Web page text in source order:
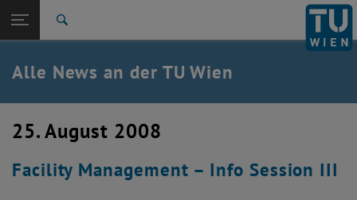
TU Login
Quicklinks
Quicklinks-Menü umschalten
Studium
Karriere
Zurück: Subseiten von TU Wien Startseite auflisten
Zurück zur letzten Ebene:
TU Wien Startseite
Übersicht
Alle News an der TU Wien
25. August 2008
Facility Management – Info Session III